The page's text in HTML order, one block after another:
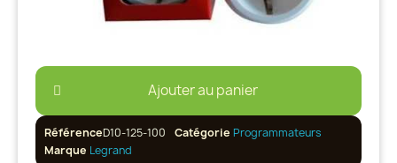
Ajouter au panier
RéférenceD10-125-100 Catégorie Programmateurs
Marque Legrand